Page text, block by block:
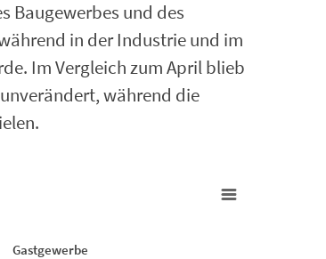
Baugewerbes und des
in der Industrie und im
Im Vergleich zum April blieb
während die
Gastgewerbe